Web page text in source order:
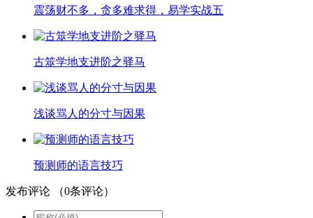
震荡财不多，贪多难求得，易学实战五
古筮学地支进阶之驿马
浅谈骂人的分寸与因果
预测师的语言技巧
发布评论 （0条评论）